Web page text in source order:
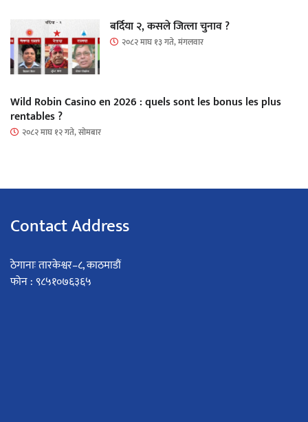
बर्दिया २, कसले जित्ला चुनाव ?
२०८२ माघ १३ गते, मंगलवार
Wild Robin Casino en 2026 : quels sont les bonus les plus
rentables ?
२०८२ माघ १२ गते, सोमबार
Contact Address
ठेगानाः तारकेश्वर–८, काठमाडौं
फोन : ९८५१०७६३६५